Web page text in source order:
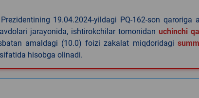
19.04.2024-yildagi PQ-162-son
jarayonida, ishtirokchilar tomonidan uchinchi
amaldagi (10.0) foizi zakalat miqdoridagi
hisobga olinadi.